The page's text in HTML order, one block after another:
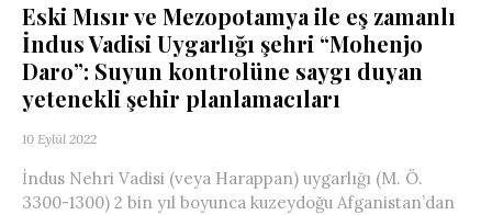
Eski Mısır ve Mezopotamya ile eş zamanlı
İndus Vadisi Uygarlığı şehri “Mohenjo
Daro”: Suyun kontrolüne saygı duyan
yetenekli şehir planlamacıları
10 Eylül 2022
İndus Nehri Vadisi (veya Harappan) uygarlığı (M. Ö.
3300-1300) 2 bin yıl boyunca kuzeydoğu Afganistan’dan